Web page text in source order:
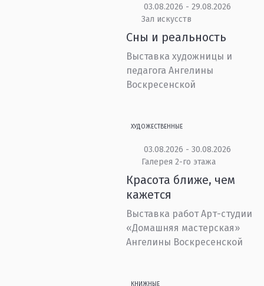
03.08.2026 - 29.08.2026
Зал искусств
Сны и реальность
Выставка художницы и
педагога Ангелины
Воскресенской
ХУДОЖЕСТВЕННЫЕ
03.08.2026 - 30.08.2026
Галерея 2-го этажа
Красота ближе, чем
кажется
Выставка работ Арт-студии
«Домашняя мастерская»
Ангелины Воскресенской
КНИЖНЫЕ